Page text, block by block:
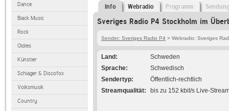
Dance
Black Music
Rock
Oldies
Künstler
Schlager & Discofox
Volksmusik
Country
Info Webradio Programm
Sveriges Radio P4 Stockholm im
Sender: Sveriges Radio P4 > Webradio: Sveriges
Land
Schweden
Sprache
Schwedisch
Sendertyp
Öffentlich-rechtlich
Streamqualität
bis zu 152 kbit/s Live-